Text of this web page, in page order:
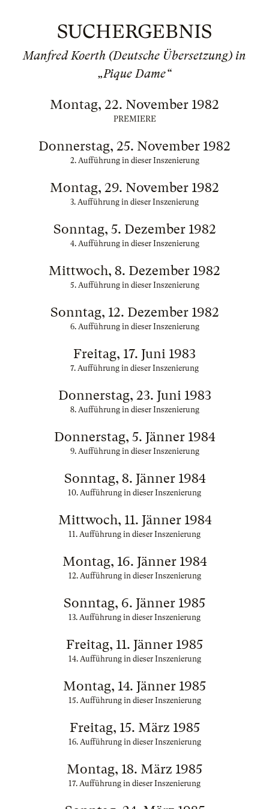
SUCHERGEBNIS
Manfred Koerth (Deutsche Übersetzung) in
„Pique Dame“
Montag, 22. November 1982
PREMIERE
Donnerstag, 25. November 1982
2. Aufführung in dieser Inszenierung
Montag, 29. November 1982
3. Aufführung in dieser Inszenierung
Sonntag, 5. Dezember 1982
4. Aufführung in dieser Inszenierung
Mittwoch, 8. Dezember 1982
5. Aufführung in dieser Inszenierung
Sonntag, 12. Dezember 1982
6. Aufführung in dieser Inszenierung
Freitag, 17. Juni 1983
7. Aufführung in dieser Inszenierung
Donnerstag, 23. Juni 1983
8. Aufführung in dieser Inszenierung
Donnerstag, 5. Jänner 1984
9. Aufführung in dieser Inszenierung
Sonntag, 8. Jänner 1984
10. Aufführung in dieser Inszenierung
Mittwoch, 11. Jänner 1984
11. Aufführung in dieser Inszenierung
Montag, 16. Jänner 1984
12. Aufführung in dieser Inszenierung
Sonntag, 6. Jänner 1985
13. Aufführung in dieser Inszenierung
Freitag, 11. Jänner 1985
14. Aufführung in dieser Inszenierung
Montag, 14. Jänner 1985
15. Aufführung in dieser Inszenierung
Freitag, 15. März 1985
16. Aufführung in dieser Inszenierung
Montag, 18. März 1985
17. Aufführung in dieser Inszenierung